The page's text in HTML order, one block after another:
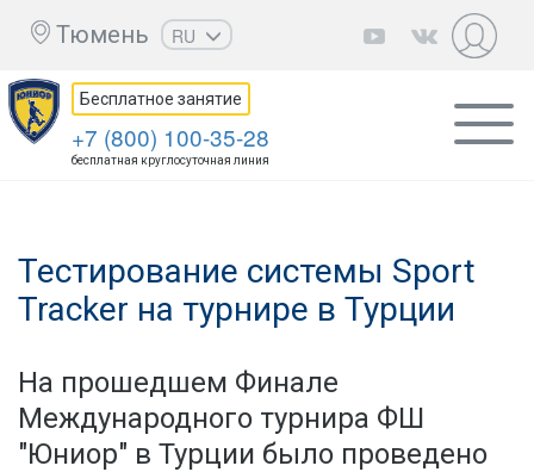
Тюмень
RU
EN
UZ
KZ
Бесплатное занятие
+7 (800) 100-35-28
бесплатная круглосуточная линия
Тестирование системы Sport
Tracker на турнире в Турции
На прошедшем Финале
Международного турнира ФШ
"Юниор" в Турции было проведено